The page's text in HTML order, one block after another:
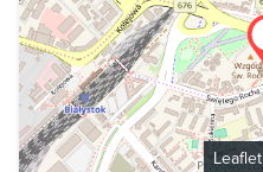
Leaflet